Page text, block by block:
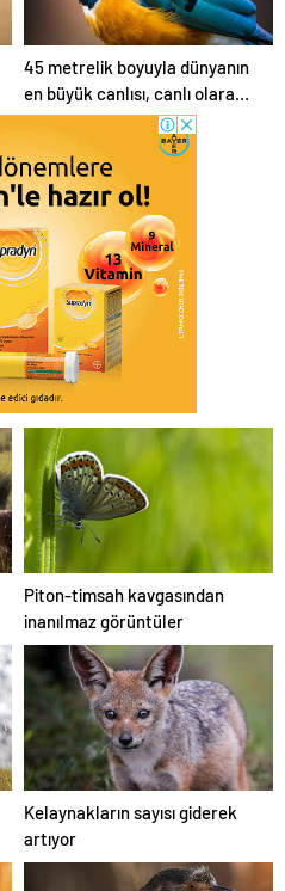
45 metrelik boyuyla dünyanın
en büyük canlısı, canlı olarak
bulundu!
Piton-timsah kavgasından
inanılmaz görüntüler
Kelaynakların sayısı giderek
artıyor